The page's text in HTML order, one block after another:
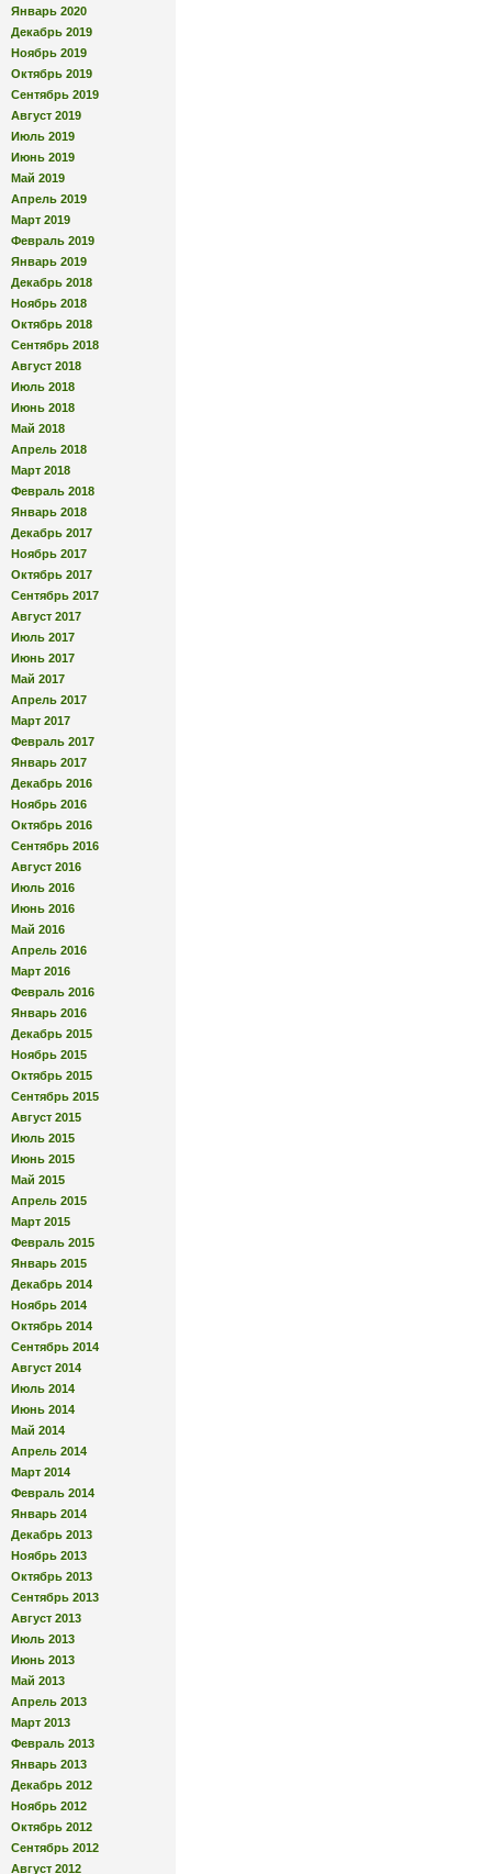
Январь 2020
Декабрь 2019
Ноябрь 2019
Октябрь 2019
Сентябрь 2019
Август 2019
Июль 2019
Июнь 2019
Май 2019
Апрель 2019
Март 2019
Февраль 2019
Январь 2019
Декабрь 2018
Ноябрь 2018
Октябрь 2018
Сентябрь 2018
Август 2018
Июль 2018
Июнь 2018
Май 2018
Апрель 2018
Март 2018
Февраль 2018
Январь 2018
Декабрь 2017
Ноябрь 2017
Октябрь 2017
Сентябрь 2017
Август 2017
Июль 2017
Июнь 2017
Май 2017
Апрель 2017
Март 2017
Февраль 2017
Январь 2017
Декабрь 2016
Ноябрь 2016
Октябрь 2016
Сентябрь 2016
Август 2016
Июль 2016
Июнь 2016
Май 2016
Апрель 2016
Март 2016
Февраль 2016
Январь 2016
Декабрь 2015
Ноябрь 2015
Октябрь 2015
Сентябрь 2015
Август 2015
Июль 2015
Июнь 2015
Май 2015
Апрель 2015
Март 2015
Февраль 2015
Январь 2015
Декабрь 2014
Ноябрь 2014
Октябрь 2014
Сентябрь 2014
Август 2014
Июль 2014
Июнь 2014
Май 2014
Апрель 2014
Март 2014
Февраль 2014
Январь 2014
Декабрь 2013
Ноябрь 2013
Октябрь 2013
Сентябрь 2013
Август 2013
Июль 2013
Июнь 2013
Май 2013
Апрель 2013
Март 2013
Февраль 2013
Январь 2013
Декабрь 2012
Ноябрь 2012
Октябрь 2012
Сентябрь 2012
Август 2012